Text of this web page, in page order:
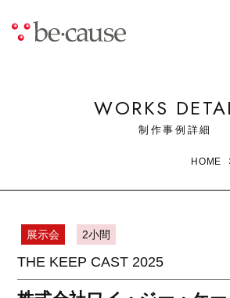
WORKS
制作事例詳細
HOME
展示会 2小間
THE KEEP CAST 2025